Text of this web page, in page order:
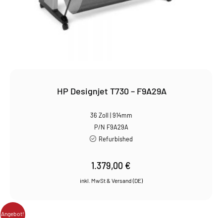
HP Designjet T730 – F9A29A
36 Zoll | 914mm
P/N F9A29A
Refurbished
1.379,00 €
Angebot!